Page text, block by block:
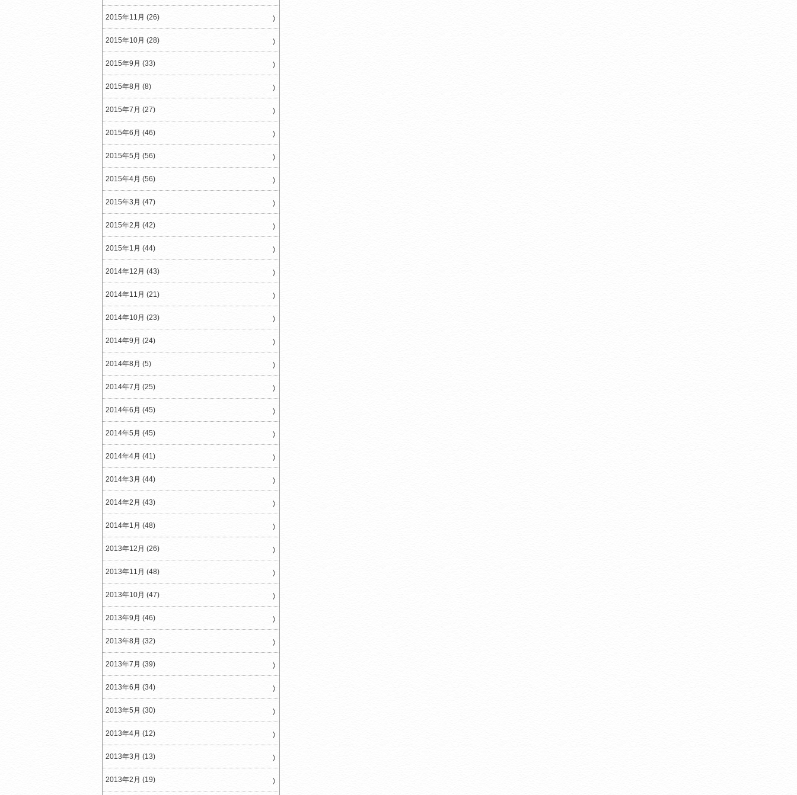
2015年11月 (26)
2015年10月 (28)
2015年9月 (33)
2015年8月 (8)
2015年7月 (27)
2015年6月 (46)
2015年5月 (56)
2015年4月 (56)
2015年3月 (47)
2015年2月 (42)
2015年1月 (44)
2014年12月 (43)
2014年11月 (21)
2014年10月 (23)
2014年9月 (24)
2014年8月 (5)
2014年7月 (25)
2014年6月 (45)
2014年5月 (45)
2014年4月 (41)
2014年3月 (44)
2014年2月 (43)
2014年1月 (48)
2013年12月 (26)
2013年11月 (48)
2013年10月 (47)
2013年9月 (46)
2013年8月 (32)
2013年7月 (39)
2013年6月 (34)
2013年5月 (30)
2013年4月 (12)
2013年3月 (13)
2013年2月 (19)